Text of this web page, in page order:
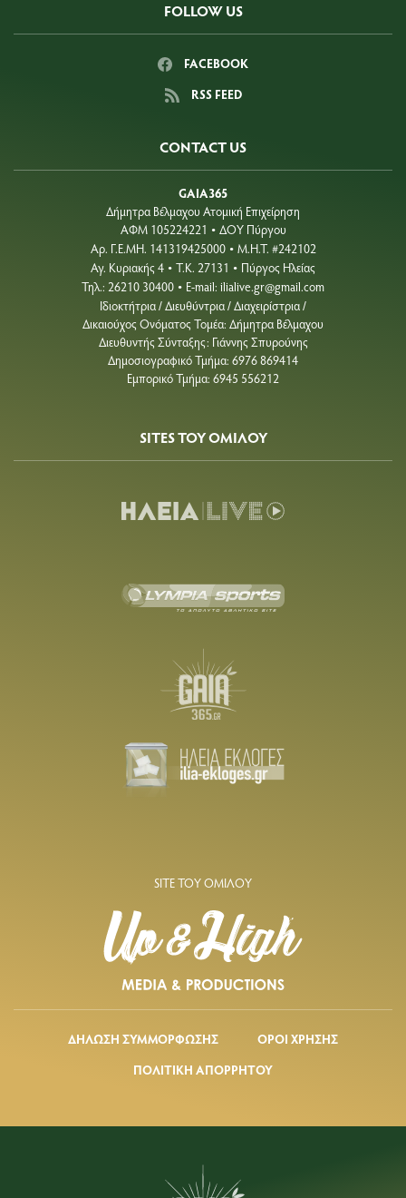
FOLLOW US
FACEBOOK
RSS FEED
CONTACT US
GAIA365
Δήμητρα Βέλμαχου Ατομική Επιχείρηση
ΑΦΜ 105224221 • ΔΟΥ Πύργου
Aρ. Γ.Ε.ΜΗ. 141319425000 • Μ.Η.Τ. #242102
Αγ. Κυριακής 4 • Τ.Κ. 27131 • Πύργος Ηλείας
Τηλ.: 26210 30400 • E-mail: ilialive.gr@gmail.com
Ιδιοκτήτρια / Διευθύντρια / Διαχειρίστρια /
Δικαιούχος Ονόματος Τομέα: Δήμητρα Βέλμαχου
Διευθυντής Σύνταξης: Γιάννης Σπυρούνης
Δημοσιογραφικό Τμήμα: 6976 869414
Εμπορικό Τμήμα: 6945 556212
SITES ΤΟΥ ΟΜΙΛΟΥ
SITE ΤΟΥ ΟΜΙΛΟΥ
ΔΗΛΩΣΗ ΣΥΜΜΟΡΦΩΣΗΣ
ΟΡΟΙ ΧΡΗΣΗΣ
ΠΟΛΙΤΙΚΗ ΑΠΟΡΡΗΤΟΥ